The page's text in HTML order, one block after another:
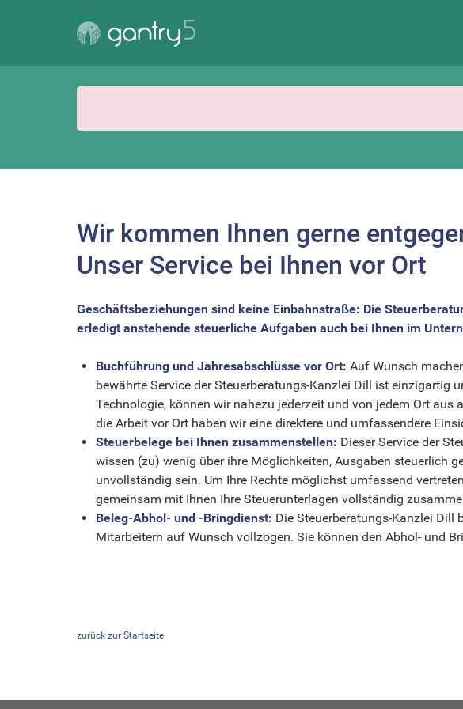
Wir kommen Ihnen gerne
Unser Service bei Ihnen vor Ort
Geschäftsbeziehungen sind keine Einbahnstraße: Die
erledigt anstehende steuerliche Aufgaben auch bei Ihnen im
Buchführung und Jahresabschlüsse vor Ort: Auf Wunsch
bewährte Service der Steuerberatungs-Kanzlei Dill ist einzigartig
Technologie, können wir nahezu jederzeit und von jedem Ort
die Arbeit vor Ort haben wir eine direktere und umfassendere
Steuerbelege bei Ihnen zusammenstellen: Dieser Service der
wissen (zu) wenig über ihre Möglichkeiten, Ausgaben steuerlich
unvollständig sein. Um Ihre Rechte möglichst umfassend
gemeinsam mit Ihnen Ihre Steuerunterlagen vollständig
Beleg-Abhol- und -Bringdienst: Die Steuerberatungs-Kanzlei Dill
Mitarbeitern auf Wunsch vollzogen. Sie können den Abhol- und
zurück zur Startseite